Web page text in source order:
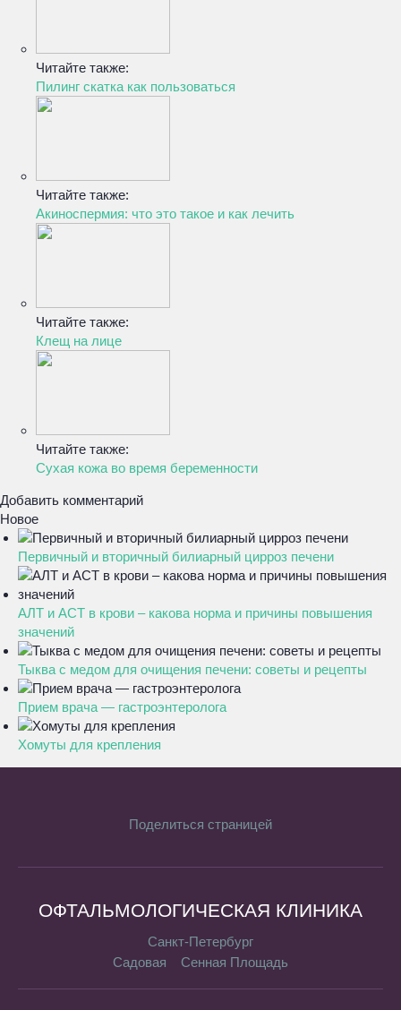
Читайте также:
Пилинг скатка как пользоваться
Читайте также:
Акиноспермия: что это такое и как лечить
Читайте также:
Клещ на лице
Читайте также:
Сухая кожа во время беременности
Добавить комментарий
Новое
Первичный и вторичный билиарный цирроз печени
АЛТ и АСТ в крови – какова норма и причины повышения
значений
Тыква с медом для очищения печени: советы и рецепты
Прием врача — гастроэнтеролога
Хомуты для крепления
Поделиться страницей
ОФТАЛЬМОЛОГИЧЕСКАЯ КЛИНИКА
Санкт-Петербург
Садовая
Сенная Площадь